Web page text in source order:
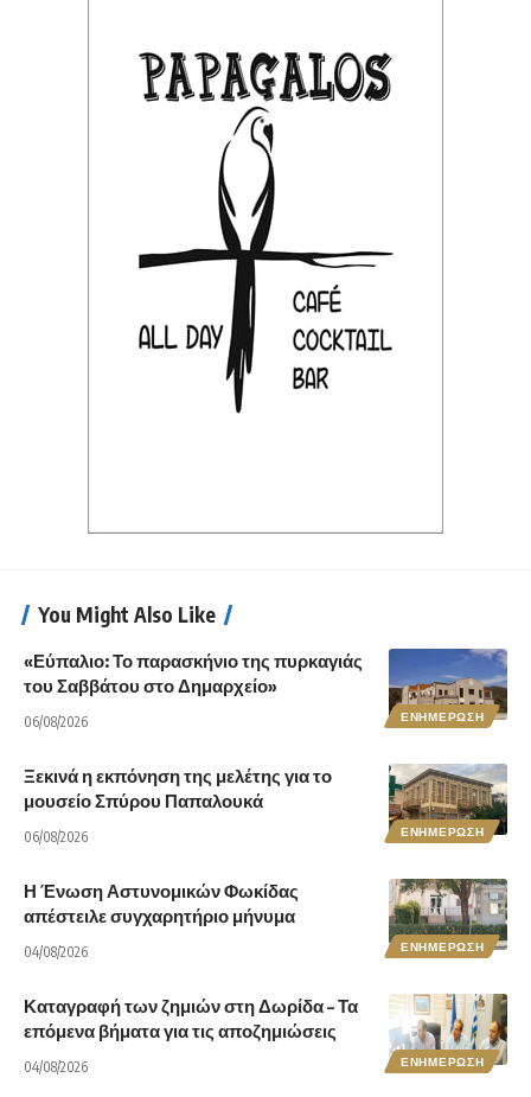
You Might Also Like
ΕΝΗΜΕΡΩΣΗ
«Εύπαλιο: Το παρασκήνιο της πυρκαγιάς
του Σαββάτου στο Δημαρχείο»
06/08/2026
ΕΝΗΜΕΡΩΣΗ
Ξεκινά η εκπόνηση της μελέτης για το
μουσείο Σπύρου Παπαλουκά
06/08/2026
ΕΝΗΜΕΡΩΣΗ
Η Ένωση Αστυνομικών Φωκίδας
απέστειλε συγχαρητήριο μήνυμα
04/08/2026
ΕΝΗΜΕΡΩΣΗ
Καταγραφή των ζημιών στη Δωρίδα – Τα
επόμενα βήματα για τις αποζημιώσεις
04/08/2026